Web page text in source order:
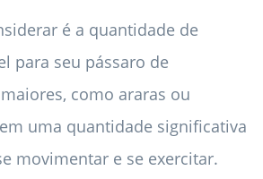
é a quantidade de
para seu pássaro de
como araras ou
uma quantidade significativa
movimentar e se exercitar.